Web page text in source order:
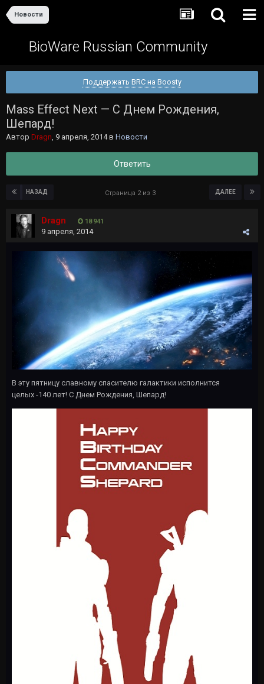
Новости
BioWare Russian Community
Поддержать BRC на Boosty
Mass Effect Next — С Днем Рождения,
Шепард!
Автор Dragn, 9 апреля, 2014в Новости
Ответить
НАЗАД ДАЛЕЕ
Страница 2 из 3
Dragn 18 941
9 апреля, 2014
В эту пятницу славному спасителю галактики исполнится
целых -140 лет! С Днем Рождения, Шепард!